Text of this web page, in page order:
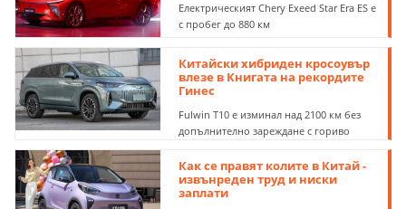
Електрическият Chery Exeed Star Era ES е
с пробег до 880 км
Китайски хибриден кросоувър
влезе в Книгата на рекордите
Гинес
Fulwin T10 е изминал над 2100 км без
допълнително зареждане с гориво
Как се правят колите в Китай -
извънреден труд и ниски
заплати